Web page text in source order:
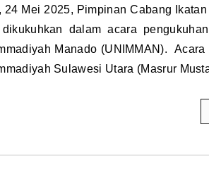
dalam acara
Manado (UNIMMAN).
Sulawesi Utara (Masrur